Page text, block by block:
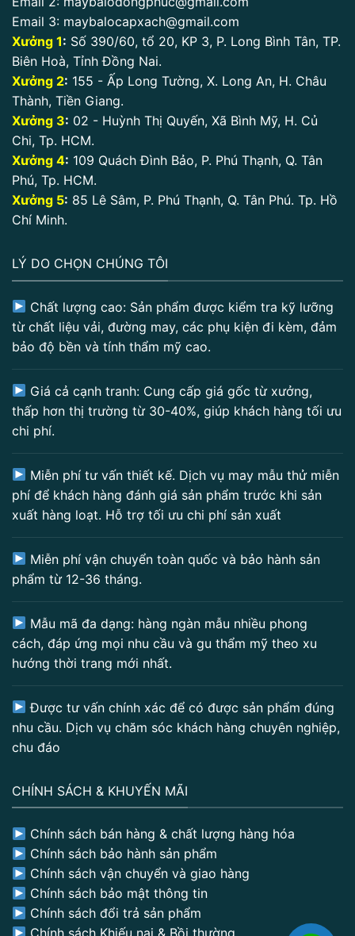
Email 3: maybalocapxach@gmail.com
Xưởng 1: Số 390/60, tổ 20, KP 3, P. Long Bình Tân, TP.
Biên Hoà, Tỉnh Đồng Nai.
Xưởng 2: 155 - Ấp Long Tường, X. Long An, H. Châu
Thành, Tiền Giang.
Xưởng 3: 02 - Huỳnh Thị Quyến, Xã Bình Mỹ, H. Củ
Chi, Tp. HCM.
Xưởng 4: 109 Quách Đình Bảo, P. Phú Thạnh, Q. Tân
Phú, Tp. HCM.
Xưởng 5: 85 Lê Sâm, P. Phú Thạnh, Q. Tân Phú. Tp. Hồ
Chí Minh.
LÝ DO CHỌN CHÚNG TÔI
Chất lượng cao: Sản phẩm được kiểm tra kỹ lưỡng
từ chất liệu vải, đường may, các phụ kiện đi kèm, đảm
bảo độ bền và tính thẩm mỹ cao.
Giá cả cạnh tranh: Cung cấp giá gốc từ xưởng,
thấp hơn thị trường từ 30-40%, giúp khách hàng tối ưu
chi phí.
Miễn phí tư vấn thiết kế. Dịch vụ may mẫu thử miễn
phí để khách hàng đánh giá sản phẩm trước khi sản
xuất hàng loạt. Hỗ trợ tối ưu chi phí sản xuất
Miễn phí vận chuyển toàn quốc và bảo hành sản
phẩm từ 12-36 tháng.
Mẫu mã đa dạng: hàng ngàn mẫu nhiều phong
cách, đáp ứng mọi nhu cầu và gu thẩm mỹ theo xu
hướng thời trang mới nhất.
Được tư vấn chính xác để có được sản phẩm đúng
nhu cầu. Dịch vụ chăm sóc khách hàng chuyên nghiệp,
chu đáo
CHÍNH SÁCH & KHUYẾN MÃI
Chính sách bán hàng & chất lượng hàng hóa
Chính sách bảo hành sản phẩm
Chính sách vận chuyển và giao hàng
Chính sách bảo mật thông tin
Chính sách đổi trả sản phẩm